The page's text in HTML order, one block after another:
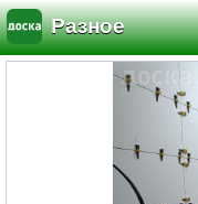
Разное